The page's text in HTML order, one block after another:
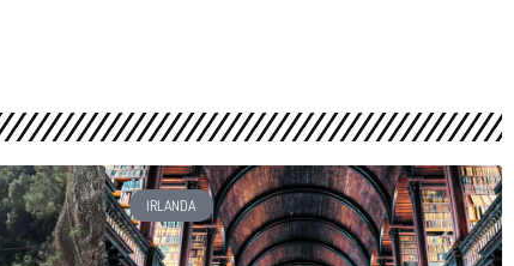
IRLANDA